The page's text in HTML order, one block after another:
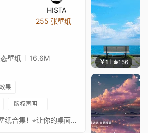
HISTA
255 张壁纸
壁纸
16.6M
果
版权声明
⋆ 查看我已授权的壁纸合集！⋆让你的桌面更出色！请务必关注以下艺术家，欣赏更多精彩作品！❊ 支持作者：https://www.pixiv.net/en/users/9678597你想让我为你制作壁纸吗？立即订购！♪ Celtic Mermaid Music - Underwater Cave❧ 你可以在这里关注我：• Twitter • YouTube • Reddit • ArtStation • 我的官网
￥1 156 豆子